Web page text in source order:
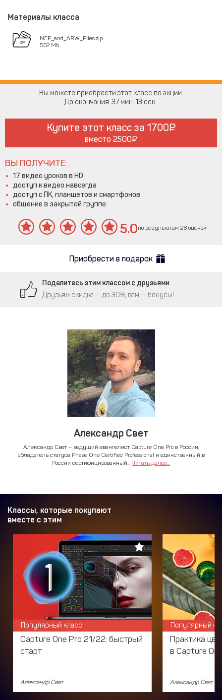
Материалы класса
NEF_and_ARW_Files.zip
562 Mb
Вы можете приобрести этот класс по акции.
До окончания 37 13
Купите этот класс за 1700
вместо 2500
ВЫ ПОЛУЧИТЕ:
17 видео уроков в HD
доступ к видео навсегда
доступ с ПК, планшетов и смартфонов
общение в закрытой группе
5.0по результатам 26 оценок
Приобрести в подарок
Поделитесь этим классом с друзьями
Друзьям скидка — до 30%, вам — бонусы!
Александр Свет
Александр Свет – ведущий евангелист Capture One Pro в России,
обладатель статуса Phase One Certified Professional и единственный в
России сертифицированный... Читать далее...
Классы, которые покупают
вместе с этим
Capture One Pro 21/22: быстрый
старт
Александр Свет
Популярный класс
Практика
в Capture
Александр Свет
Популярный